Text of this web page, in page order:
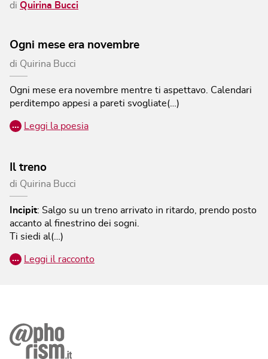
di Quirina Bucci
Ogni mese era novembre
di Quirina Bucci
Ogni mese era novembre mentre ti aspettavo. Calendari
perditempo appesi a pareti svogliate(…)
… Leggi la poesia
Il treno
di Quirina Bucci
Incipit: Salgo su un treno arrivato in ritardo, prendo posto
accanto al finestrino dei sogni.
Ti siedi al(…)
… Leggi il racconto